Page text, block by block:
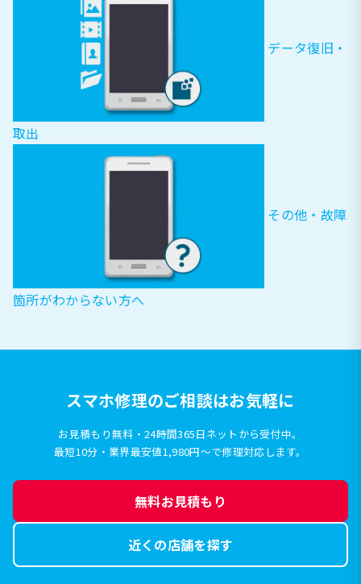
データ復旧・
取出
その他・故障
箇所がわからない方へ
スマホ修理のご相談はお気軽に
お見積もり無料・24時間365日ネットから受付中。
最短10分・業界最安値1,980円〜で修理対応します。
無料お見積もり
近くの店舗を探す